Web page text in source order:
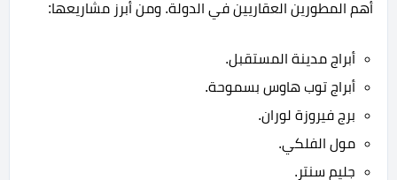
أهم المطورين العقاريين في الدولة. ومن أبرز مشاريعها:
أبراج مدينة المستقبل.
أبراج توب هاوس بسموحة.
برج فيروزة لوران.
مول الفلكي.
جليم سنتر.